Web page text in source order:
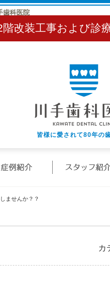
歯科医院
階改装工事および診
皆様に愛されて80年の
ック概要(初めての方へ)
症例紹介
ませんか？？
カ